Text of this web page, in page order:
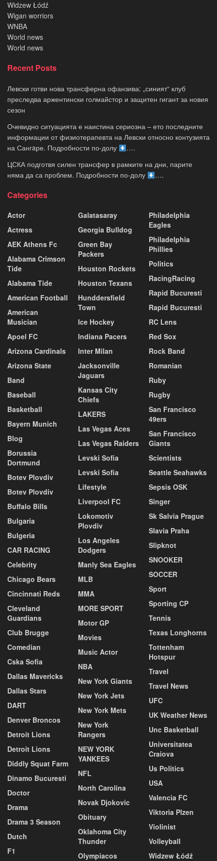
Widzew Łódź
Wigan worriors
WNBA
World news
World news
Recent Posts
Левски готви нова трансферна офанзива: „синият“ клуб
преследва аржентински голмайстор и защитен гигант за новия
сезон
Очевидно ситуацията е наистина сериозна – ето последните
информации от физиотерапевта на Левски относно контузията
на Сангaре. Подробности по-долу
….
ЦСКА подготвя силен трансфер в рамките на дни, парите
няма да са проблем. Подробности по-долу
….
Categories
Actor
Actress
AEK Athens Fc
Alabama Crimson
Tide
Alabama Tide
American Football
American
Musician
Apoel FC
Arizona Cardinals
Arizona State
Band
Baseball
Basketball
Bayern Munich
Blog
Borussia
Dortmund
Botev Plovdiv
Botev Plovdiv
Buffalo Bills
Bulgaria
Bulgeria
CAR RACING
Celebrity
Chicago Bears
Cincinnati Reds
Cleveland
Guardians
Club Brugge
Comedian
Cska Sofia
Dallas Mavericks
Dallas Stars
DART
Denver Broncos
Detroit Lions
Detroit Lions
Diddly Squat Farm
Dinamo Bucuresti
Doctor
Drama
Drama 3 Season
Dutch
F1
Galatasaray
Georgia Bulldog
Green Bay
Packers
Houston Rockets
Houston Texans
Hunddersfield
Town
Ice Hockey
Indiana Pacers
Inter Milan
Jacksonville
Jaguars
Kansas City
Chiefs
LAKERS
Las Vegas Aces
Las Vegas Raiders
Levski Sofia
Levski Sofia
Lifestyle
Liverpool FC
Lokomotiv
Plovdiv
Los Angeles
Dodgers
Manly Sea Eagles
MLB
MMA
MORE SPORT
Motor GP
Movies
Music Actor
NBA
New York Giants
New York Jets
New York Mets
New York
Rangers
NEW YORK
YANKEES
NFL
North Carolina
Novak Djokovic
Obituary
Oklahoma City
Thunder
Olympiacos
Philadelphia
Eagles
Philadelphia
Phillies
Politics
RacingRacing
Rapid Bucuresti
Rapid Bucuresti
RC Lens
Red Sox
Rock Band
Romanian
Ruby
Rugby
San Francisco
49ers
San Francisco
Giants
Scientists
Seattle Seahawks
Sepsis OSK
Singer
Sk Salvia Prague
Slavia Praha
Slipknot
SNOOKER
SOCCER
Sport
Sporting CP
Tennis
Texas Longhorns
Tottenham
Hotspur
Travel
Travel News
UFC
UK Weather News
Unc Basketball
Universitatea
Craiova
Us Politics
USA
Valencia FC
Viktoria Plzen
Violinist
Volleyball
Widzew Łódź